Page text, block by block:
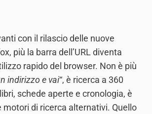
con il rilascio delle nuove
più la barra dell’URL diventa
rapido del browser. Non è più
indirizzo e vai“, è ricerca a 360
schede aperte e cronologia, è
motori di ricerca alternativi. Quello